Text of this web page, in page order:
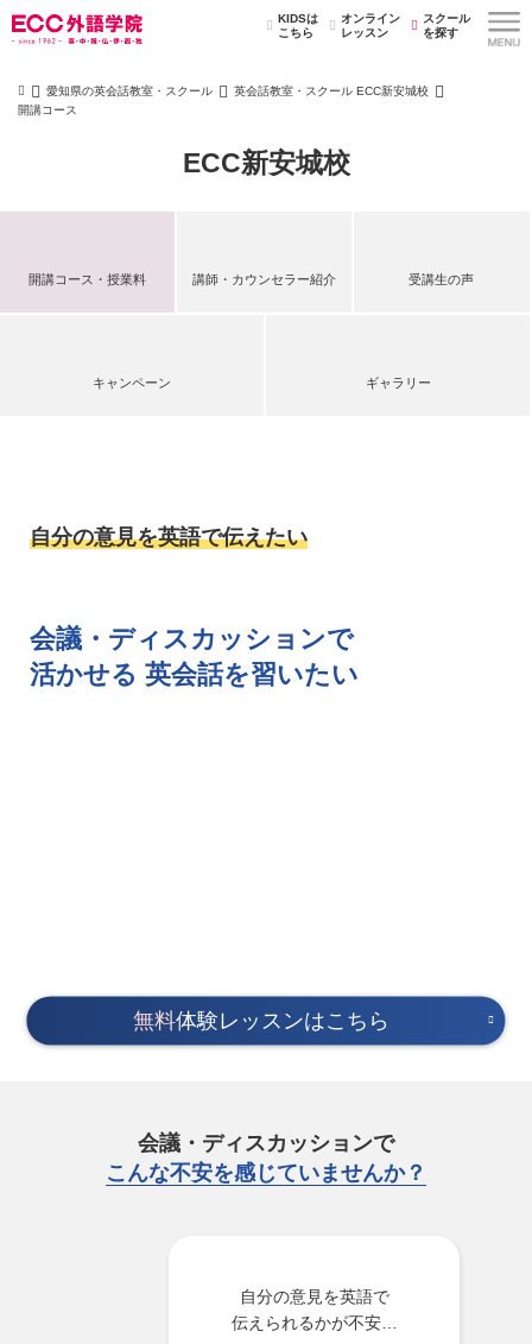
KIDSは
こちら
オンライン
レッスン
スクール
を探す
愛知県の英会話教室・スクール
英会話教室・スクール ECC新安城校
開講コース
ECC新安城校
開講コース・授業料 講師・カウンセラー紹介 受講生の声
キャンペーン ギャラリー
自分の意見を英語で伝えたい
会議・ディスカッションで
活かせる 英会話を習いたい
無料体験レッスンはこちら
会議・ディスカッションで
こんな不安を感じていませんか？
自分の意見を英語で
伝えられるかが不安…